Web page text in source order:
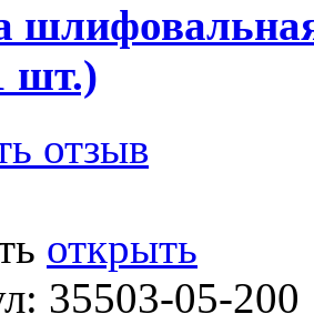
шт.)
отзыв
открыть
35503-05-200